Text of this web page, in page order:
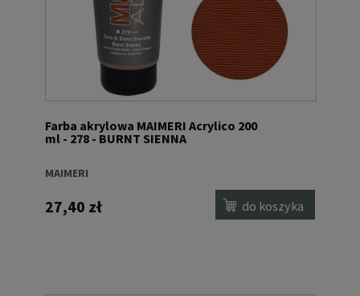
Farba akrylowa MAIMERI Acrylico 200
ml - 278 - BURNT SIENNA
MAIMERI
27,40 zł do koszyka